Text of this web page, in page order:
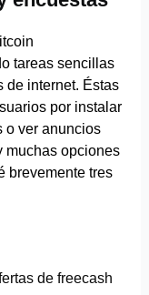
tareas sencillas
de internet. Éstas
por instalar
o ver anuncios
muchas opciones
brevemente tres